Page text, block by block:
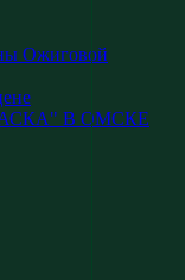
Ожиговой
В ОМСКЕ